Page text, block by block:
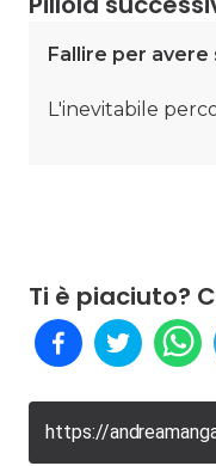
Fallire per avere
L'inevitabile
Ti è piaciuto?
https://